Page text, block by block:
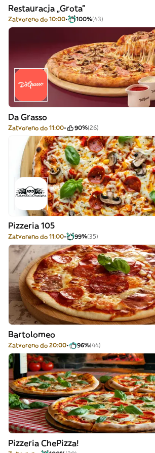
Restauracja „Grota”
Zatvoreno do 10:00 100%(43)
Da Grasso
Zatvoreno do 11:00 90%(26)
Pizzeria 105
Zatvoreno do 11:00 99%(35)
Bartolomeo
Zatvoreno do 20:00 96%(44)
Pizzeria ChePizza!